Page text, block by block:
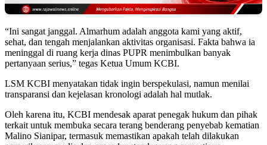
“Ini sangat janggal. Almarhum adalah anggota kami yang aktif,
sehat, dan tengah menjalankan aktivitas organisasi. Fakta bahwa ia
meninggal di ruang kerja dinas PUPR menimbulkan banyak
pertanyaan serius,” tegas Ketua Umum KCBI.
LSM KCBI menyatakan tidak ingin berspekulasi, namun menilai
transparansi dan kejelasan kronologi adalah hal mutlak.
Oleh karena itu, KCBI mendesak aparat penegak hukum dan pihak
terkait untuk membuka secara terang benderang penyebab kematian
Malino Sianipar, termasuk memastikan apakah telah dilakukan